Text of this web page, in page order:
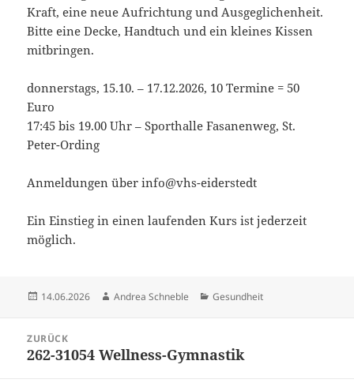
Kraft, eine neue Aufrichtung und Ausgeglichenheit.
Bitte eine Decke, Handtuch und ein kleines Kissen
mitbringen.
donnerstags, 15.10. – 17.12.2026, 10 Termine = 50
Euro
17:45 bis 19.00 Uhr – Sporthalle Fasanenweg, St.
Peter-Ording
Anmeldungen über info@vhs-eiderstedt
Ein Einstieg in einen laufenden Kurs ist jederzeit
möglich.
Veröffentlicht
14.06.2026 Autor
Andrea Schneble Kategorien
Gesundheit
ZURÜCK
Vorheriger
262-31054 Wellness-Gymnastik